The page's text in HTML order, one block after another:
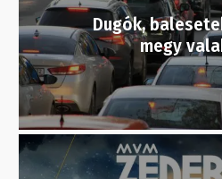
Dugók,
megy